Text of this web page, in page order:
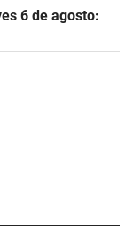
6 de agosto: